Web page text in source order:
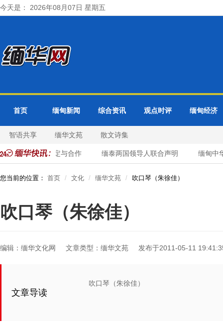
今天是： 2026年08月07日 星期五
首页 缅甸新闻 综合资讯 观点时评 缅甸经济
智语共享 缅华文苑 散文诗集
点讨论边境稳定与合作 缅泰两国领导人联合声明 缅甸中华
您当前的位置： 首页 文化 缅华文苑 吹口琴（朱徐佳）
吹口琴（朱徐佳）
编辑：缅华文化网 文章类型：缅华文苑 发布于2011-05-11
文章导读
吹口琴（朱徐佳）